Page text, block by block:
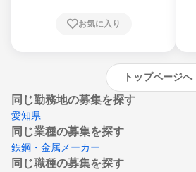
崎県、熊本県、大分県、宮崎県、鹿児島県、
お気に入り
トップページへ
同じ勤務地の募集を探す
愛知県
同じ業種の募集を探す
鉄鋼・金属メーカー
同じ職種の募集を探す